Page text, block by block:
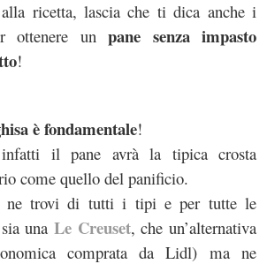
ricetta, lascia che ti dica anche i
ottenere unpane senza impasto
!
è fondamentale!
il pane avrà la tipica crosta
come quello del panificio.
ne trovi di tutti i tipi e per tutte le
una Le Creuset, che un’alternativa
comprata da Lidl) ma ne